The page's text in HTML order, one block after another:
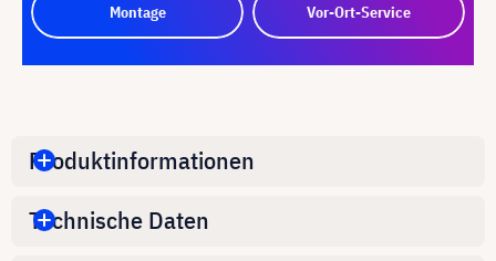
Montage Vor-Ort-Service
Produktinformationen
Technische Daten